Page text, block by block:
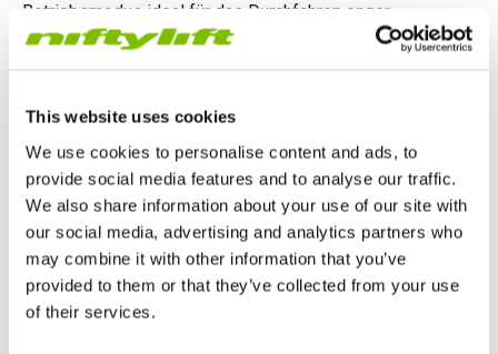
This website uses cookies
We use cookies to personalise content and ads, to
provide social media features and to analyse our traffic.
We also share information about your use of our site with
our social media, advertising and analytics partners who
may combine it with other information that you’ve
provided to them or that they’ve collected from your use
of their services.
Betriebsmodus ideal für das Durchfahren enger
Türöffnungen geeignet ist.